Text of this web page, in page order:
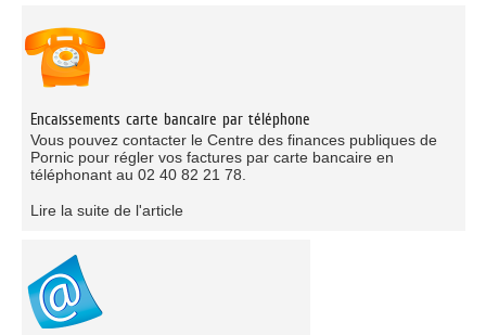
Encaissements carte bancaire par téléphone
Vous pouvez contacter le Centre des finances publiques de
Pornic pour régler vos factures par carte bancaire en
téléphonant au 02 40 82 21 78.
Lire la suite de l'article